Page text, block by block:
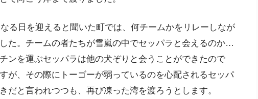
る日を迎えると聞いた町では、何チームかをリレーしなが
た。チームの者たちが雪嵐の中でセッパラと会えるのか…
ンを運ぶセッパラは他の犬ぞりと会うことができたので
が、その際にトーゴーが弱っているのを心配されるセッパ
と言われつつも、再び凍った湾を渡ろうとします。